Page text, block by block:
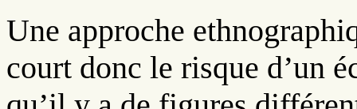
Une approche
court donc le risque d’un